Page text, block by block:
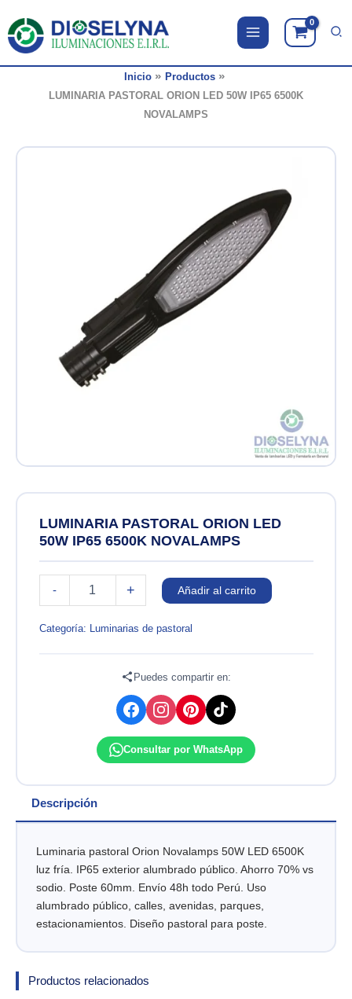
contenido
Inicio
Productos
LUMINARIA PASTORAL ORION LED 50W IP65 6500K
NOVALAMPS
LUMINARIA PASTORAL ORION LED
50W IP65 6500K NOVALAMPS
-
LUMINARIA
PASTORAL
LED
+ Añadir al carrito
Categoría: Luminarias de pastoral
Puedes compartir en:
Consultar por WhatsApp
Descripción
Luminaria pastoral Orion Novalamps 50W LED 6500K
luz fría. IP65 exterior alumbrado público. Ahorro 70% vs
sodio. Poste 60mm. Envío 48h todo Perú. Uso
alumbrado público, calles, avenidas, parques,
estacionamientos. Diseño pastoral para poste.
Productos relacionados